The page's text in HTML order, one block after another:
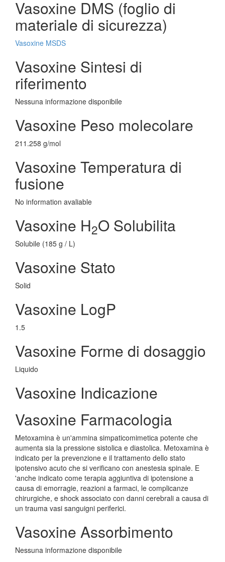
Vasoxine DMS (foglio di
materiale di sicurezza)
Vasoxine MSDS
Vasoxine Sintesi di
riferimento
Nessuna informazione disponibile
Vasoxine Peso molecolare
211.258 g/mol
Vasoxine Temperatura di
fusione
No information avaliable
Vasoxine H2O Solubilita
Solubile (185 g / L)
Vasoxine Stato
Solid
Vasoxine LogP
1.5
Vasoxine Forme di dosaggio
Liquido
Vasoxine Indicazione
Vasoxine Farmacologia
Metoxamina è un'ammina simpaticomimetica potente che
aumenta sia la pressione sistolica e diastolica. Metoxamina è
indicato per la prevenzione e il trattamento dello stato
ipotensivo acuto che si verificano con anestesia spinale. E
'anche indicato come terapia aggiuntiva di ipotensione a
causa di emorragie, reazioni a farmaci, le complicanze
chirurgiche, e shock associato con danni cerebrali a causa di
un trauma vasi sanguigni periferici.
Vasoxine Assorbimento
Nessuna informazione disponibile